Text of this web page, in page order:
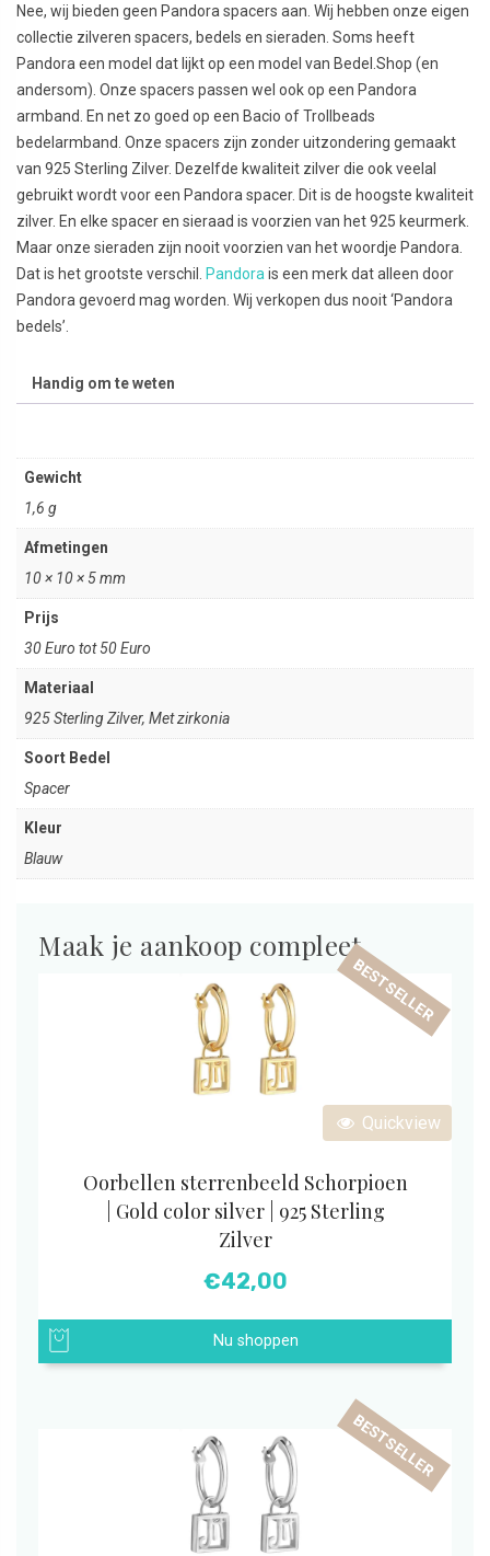
Nee, wij bieden geen Pandora spacers aan. Wij hebben onze eigen
collectie zilveren spacers, bedels en sieraden. Soms heeft
Pandora een model dat lijkt op een model van Bedel.Shop (en
andersom). Onze spacers passen wel ook op een Pandora
armband. En net zo goed op een Bacio of Trollbeads
bedelarmband. Onze spacers zijn zonder uitzondering gemaakt
van 925 Sterling Zilver. Dezelfde kwaliteit zilver die ook veelal
gebruikt wordt voor een Pandora spacer. Dit is de hoogste kwaliteit
zilver. En elke spacer en sieraad is voorzien van het 925 keurmerk.
Maar onze sieraden zijn nooit voorzien van het woordje Pandora.
Dat is het grootste verschil.
Pandora is een merk dat alleen door
Pandora gevoerd mag worden. Wij verkopen dus nooit ‘Pandora
bedels’.
Handig om te weten
Gewicht
1,6 g
Afmetingen
10 × 10 × 5 mm
Prijs
30 Euro tot 50 Euro
Materiaal
925 Sterling Zilver, Met zirkonia
Soort Bedel
Spacer
Kleur
Blauw
Maak je aankoop compleet
Quickview
BESTSELLER
Oorbellen sterrenbeeld Schorpioen
| Gold color silver | 925 Sterling
Zilver
€42,00
Nu shoppen
BESTSELLER